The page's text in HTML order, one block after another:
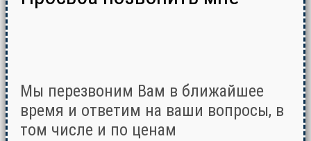
Мы перезвоним Вам в ближайшее
время и ответим на ваши вопросы, в
том числе и по ценам